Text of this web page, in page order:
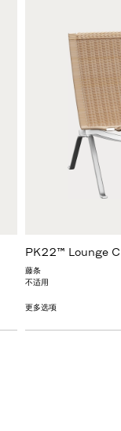
PK22™ Lounge
藤条
不适用
更多选项